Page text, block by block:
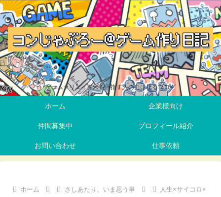
ゲームクリエイターを目指す人の力になるブログ
ホーム 企業様向け
仲間募集中 プロフィール紹介
お問い合わせ 仕事依頼
ホーム さしあたり、いま思う事
人生×サイコロ×